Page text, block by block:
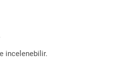
incelenebilir.